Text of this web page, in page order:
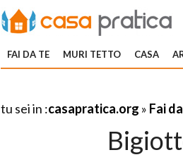
FAI DA TE MURI TETTO CASA
tu sei in :casapratica.org » Fai